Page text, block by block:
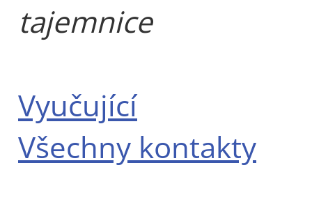
tajemnice
Vyučující
Všechny kontakty